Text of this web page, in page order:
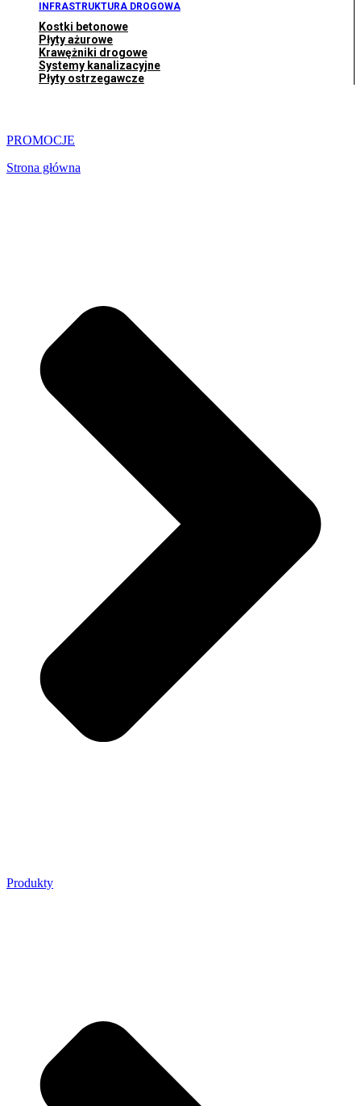
INFRASTRUKTURA DROGOWA
Kostki betonowe
Płyty ażurowe
Krawężniki drogowe
Systemy kanalizacyjne
Płyty ostrzegawcze
PROMOCJE
Strona główna
Produkty